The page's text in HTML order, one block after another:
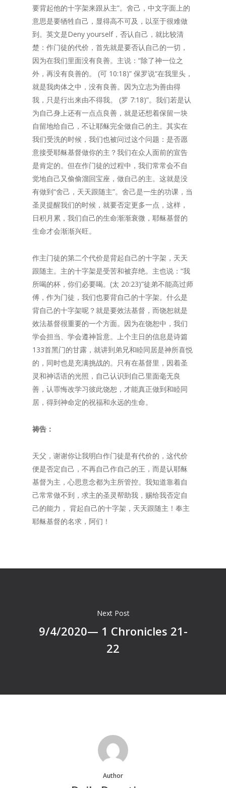
要背起他的十字架来跟从主”。舍己，中文字面上的
意思是要牺牲自己，显得高不可及，以至于很难做
到。英文是Deny yourself，否认自己，就比较清
楚：作门徒的代价，首先就是要否认自己的一切，
因为在我们里面没有良善。主说：“除了神一位之
外，再没有良善的。 (可 10:18)” 保罗说“在我里头，
就是我肉体之中，没有良善。因为立志为善由得
我，只是行出来由不得我。 (罗 7:18)”。我们若是认
为自己身上还有一点点良善，就是还想着保留一块
自留地给自己，不让耶稣完全做自己的主。其实在
我们受洗的时候，我们也被问过这个问题：是否愿
意接受耶稣基督做你的主？我们在众人面前的宣告
是肯定的。但在作门徒的过程中，我们常常会不自
觉地自己又偷偷溜回宝座，做自己的主。这就是没
有做到“舍己，天天跟随主”。舍己是一生的功课，当
圣灵提醒我们的时候，就要否定更多一点，这样，
日积月累，我们自己的生命渐渐衰微，耶稣基督的
生命才会渐渐兴旺。
作主门徒的第二个代价是背起自己的十字架，天天
跟随主。主的十字架是受苦和被弃绝。主也说：“我
所喝的杯，你们必要喝。(太 20:23)”徒弟不能高过师
傅，作为门徒，我们也要背自己的十字架。什么是
背自己的十字架呢？就是要效法基督，而饶恕就是
效法基督很重要的一个方面。因为在饶恕中，我们
学会担当、学会遵神旨意。上个主日的信息是诗篇
133首黑门的甘露，就讲到弟兄和睦同居是神所喜悦
的，同时也是充满挑战的。只有在基督里，因着圣
灵和神话语的光照，自己认识到自己里面毫无良
善，认罪悔改学习彼此饶恕，才能真正做到和睦同
居，得到神命定的祝福和永远的生命。
祷告：
天父，谢谢你让我明白作门徒是有代价的，这代价
便是否定自己，不再自己作自己的王，而是认耶稣
基督为主，心思意念都为主所管控。我知道靠着自
己常常做不到，求主的圣灵帮助我，赐给我否定自
己的能力， 背起自己的十字架，天天跟随主！奉主
耶稣基督的名求，阿们！
Next Post
9/4/2020— 1 Chronicles 21-
22
Author